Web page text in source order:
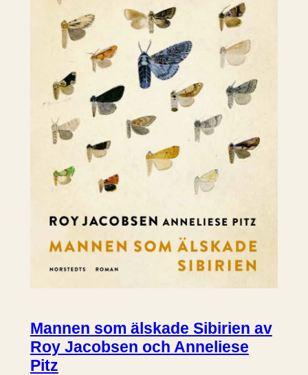
Mannen som älskade Sibirien av
Roy Jacobsen och Anneliese
Pitz